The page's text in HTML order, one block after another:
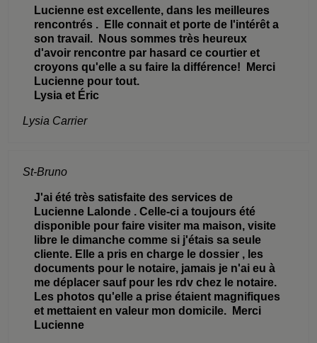
Lucienne est excellente, dans les meilleures
rencontrés . Elle connait et porte de l'intérêt a
son travail. Nous sommes très heureux
d'avoir rencontre par hasard ce courtier et
croyons qu'elle a su faire la différence! Merci
Lucienne pour tout.
Lysia et Éric
Lysia Carrier
St-Bruno
J'ai été très satisfaite des services de
Lucienne Lalonde . Celle-ci a toujours été
disponible pour faire visiter ma maison, visite
libre le dimanche comme si j'étais sa seule
cliente. Elle a pris en charge le dossier , les
documents pour le notaire, jamais je n'ai eu à
me déplacer sauf pour les rdv chez le notaire.
Les photos qu'elle a prise étaient magnifiques
et mettaient en valeur mon domicile. Merci
Lucienne